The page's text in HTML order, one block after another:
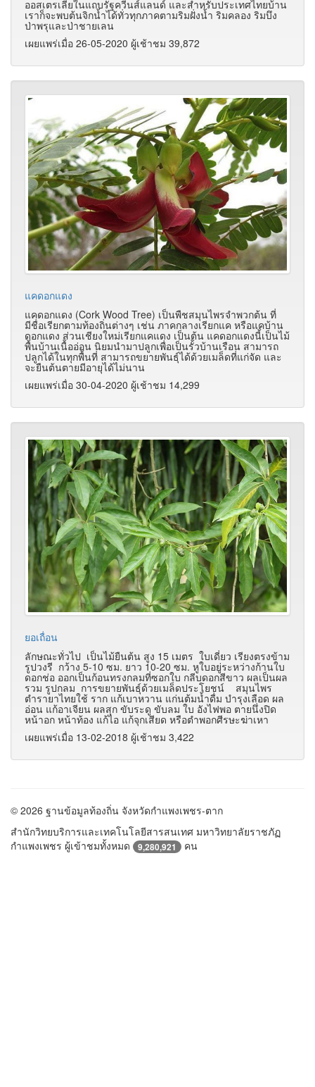
ออสเตรเลียในแถบรัฐควีนส์แลนด์ และสำหรับประเทศไทยบ้าน
เราก็จะพบต้นจิกน้ำได้ทั่วทุกภาคตามริมฝั่งน้ำ ริมคลอง ริมบึง
ป่าพรุและป่าชายเลน
เผยแพร่เมื่อ 26-05-2020 ผู้เช้าชม 39,872
แคดอกแดง
แคดอกแดง (Cork Wood Tree) เป็นพืชสมุนไพรจำพวกต้น ที่
มีชื่อเรียกตามท้องถิ่นต่างๆ เช่น ภาคกลางเรียกแค หรือแคบ้าน
ดอกแดง ส่วนเชียงใหม่เรียกแคแดง เป็นต้น แคดอกแดงนี้เป็นไม้
พื้นบ้านเนื้ออ่อน นิยมนำมาปลูกเพื่อเป็นรั้วบ้านเรือน สามารถ
ปลูกได้ในทุกพื้นที่ สามารถขยายพันธุ์ได้ด้วยเมล็ดที่แก่จัด และ
จะยืนต้นตายมีอายุได้ไม่นาน
เผยแพร่เมื่อ 30-04-2020 ผู้เช้าชม 14,299
ยอเถื่อน
ลักษณะทั่วไป เป็นไม้ยืนต้น สูง 15 เมตร ใบเดี่ยว เรียงตรงข้าม
รูปวงรี กว้าง 5-10 ซม. ยาว 10-20 ซม. หูใบอยู่ระหว่างก้านใบ
ดอกช่อ ออกเป็นก้อนทรงกลมที่ซอกใบ กลีบดอกสีขาว ผลเป็นผล
รวม รูปกลม การขยายพันธุ์ด้วยเมล็ดประโยชน์ สมุนไพร
ตำรายาไทยใช้ ราก แก้เบาหวาน แก่นต้มน้ำดื่ม บำรุงเลือด ผล
อ่อน แก้อาเจียน ผลสุก ขับระดู ขับลม ใบ อังไฟพอ ตายนึ่งปิด
หน้าอก หน้าท้อง แก้ไอ แก้จุกเสียด หรือตำพอกศีรษะฆ่าเหา
เผยแพร่เมื่อ 13-02-2018 ผู้เช้าชม 3,422
© 2026 ฐานข้อมูลท้องถิ่น จังหวัดกำแพงเพชร-ตาก
สำนักวิทยบริการและเทคโนโลยีสารสนเทศ มหาวิทยาลัยราชภัฏ
กำแพงเพชร ผู้เข้าชมทั้งหมด
9,280,921 คน